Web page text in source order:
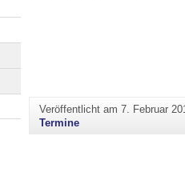
Veröffentlicht am7. Februar
Termine